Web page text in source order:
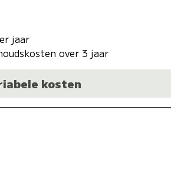
jaar
over 3 jaar
kosten